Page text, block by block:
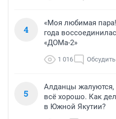
4
«Моя любимая
года
«ДОМа-2»
1 016 Обсудить
5
Алданцы жалуются,
всё хорошо. Как
в Южной Якутии?